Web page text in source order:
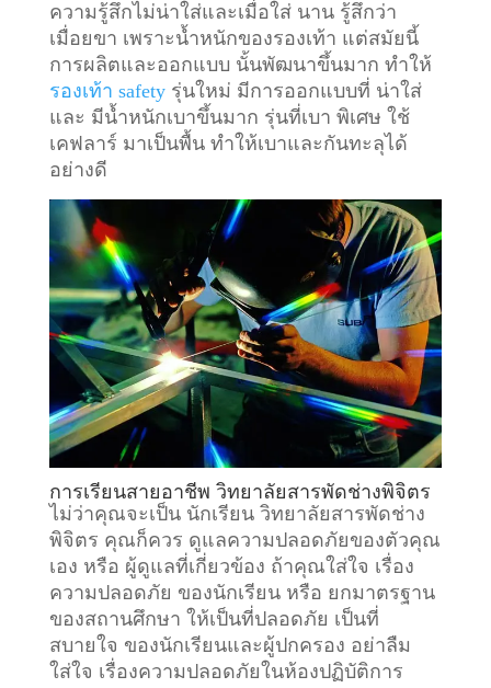
ความรู้สึกไม่น่าใส่และเมื่อใส่ นาน รู้สึกว่า
เมื่อยขา เพราะน้ำหนักของรองเท้า แต่สมัยนี้
การผลิตและออกแบบ นั้นพัฒนาขึ้นมาก ทำให้
รองเท้า safetyรุ่นใหม่ มีการออกแบบที่ น่าใส่
และ มีน้ำหนักเบาขึ้นมาก รุ่นที่เบา พิเศษ ใช้
เคฟลาร์ มาเป็นพื้น ทำให้เบาและกันทะลุได้
อย่างดี
การเรียนสายอาชีพ วิทยาลัยสารพัดช่างพิจิตร
ไม่ว่าคุณจะเป็น นักเรียน วิทยาลัยสารพัดช่าง
พิจิตร คุณก็ควร ดูแลความปลอดภัยของตัวคุณ
เอง หรือ ผู้ดูแลที่เกี่ยวข้อง ถ้าคุณใส่ใจ เรื่อง
ความปลอดภัย ของนักเรียน หรือ ยกมาตรฐาน
ของสถานศึกษา ให้เป็นที่ปลอดภัย เป็นที่
สบายใจ ของนักเรียนและผู้ปกครอง อย่าลืม
ใส่ใจ เรื่องความปลอดภัยในห้องปฏิบัติการ